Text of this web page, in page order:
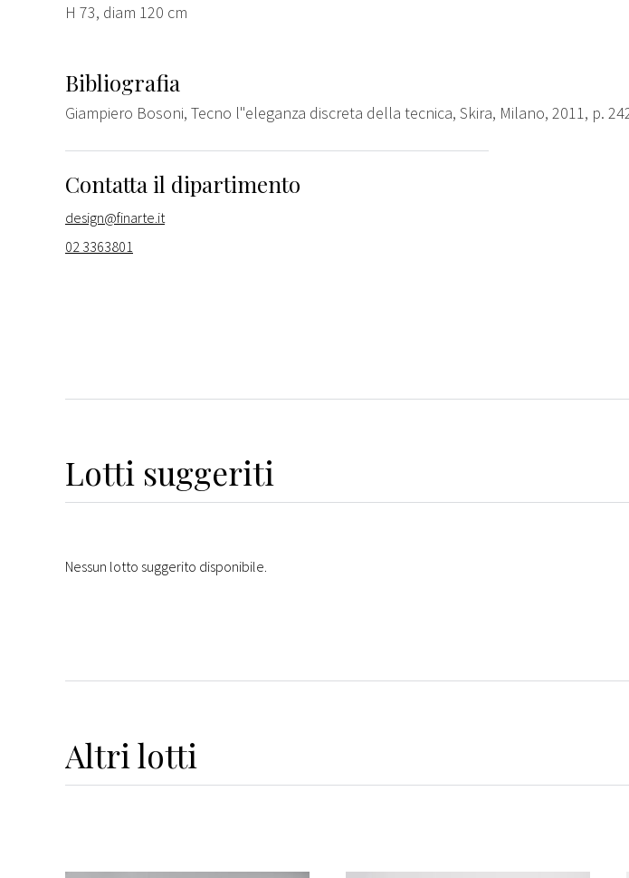
H 73, diam 120 cm
Bibliografia
Giampiero Bosoni, Tecno l"eleganza discreta della tecnica, Skira, Milano, 2011, p.
Contatta il dipartimento
design@finarte.it
02 3363801
Lotti suggeriti
Nessun lotto suggerito disponibile.
Altri lotti